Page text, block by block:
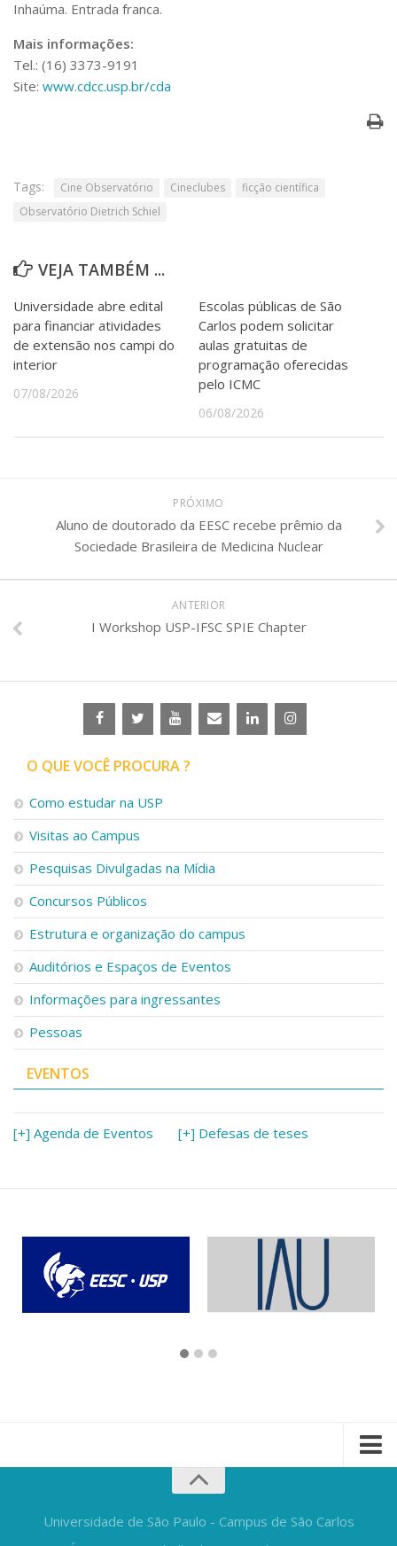
Inhaúma. Entrada franca.
Mais informações:
Tel.: (16) 3373-9191
Site: www.cdcc.usp.br/cda
Tags: Cine Observatório Cineclubes
ficção científica
Observatório Dietrich Schiel
VEJA TAMBÉM ...
Universidade abre edital
para financiar atividades
de extensão nos campi do
interior
07/08/2026
Escolas públicas de São
Carlos podem solicitar
aulas gratuitas de
programação oferecidas
pelo ICMC
06/08/2026
PRÓXIMO
Aluno de doutorado da EESC recebe prêmio da
Sociedade Brasileira de Medicina Nuclear
ANTERIOR
I Workshop USP-IFSC SPIE Chapter
O QUE VOCÊ PROCURA ?
Como estudar na USP
Visitas ao Campus
Pesquisas Divulgadas na Mídia
Concursos Públicos
Estrutura e organização do campus
Auditórios e Espaços de Eventos
Informações para ingressantes
Pessoas
EVENTOS
[+] Agenda de Eventos [+] Defesas de teses
Universidade de São Paulo - Campus de São Carlos